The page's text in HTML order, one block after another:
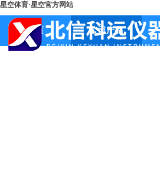
星空体育·星空官方网站
首页 公司产品